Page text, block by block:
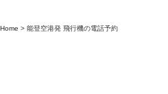
Home > 能登空港発 飛行機の電話予約